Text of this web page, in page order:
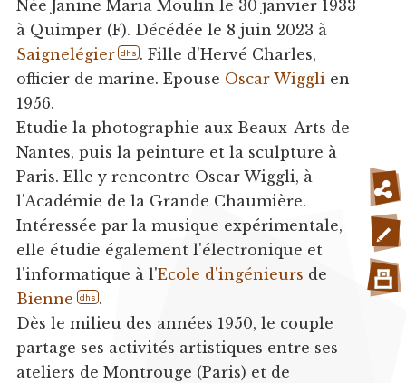
Née Janine Maria Moulin le 30 janvier 1933
à Quimper (F). Décédée le 8 juin 2023 à
Saignelégier
dhs . Fille d'Hervé Charles,
officier de marine. Epouse Oscar Wigglien
1956.
Etudie la photographie aux Beaux-Arts de
Nantes, puis la peinture et la sculpture à
Paris. Elle y rencontre Oscar Wiggli, à
l'Académie de la Grande Chaumière.
Intéressée par la musique expérimentale,
elle étudie également l'électronique et
l'informatique à l'Ecole d'ingénieurs de
Bienne
dhs .
Dès le milieu des années 1950, le couple
partage ses activités artistiques entre ses
ateliers de Montrouge (Paris) et de